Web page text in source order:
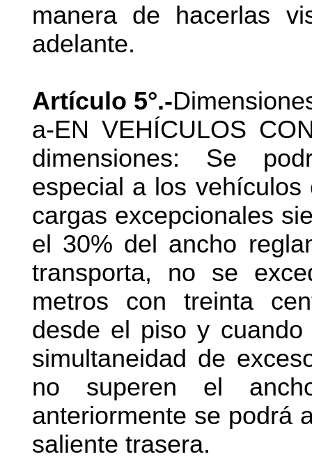
manera de hacerlas
adelante.
Artículo 5°.-
a-EN VEHÍCULOS
dimensiones: Se
especial a los
cargas excepcionales
el 30% del ancho
transporta, no se
metros con treinta
desde el piso y
simultaneidad de
no superen el
anteriormente se podrá
saliente trasera.